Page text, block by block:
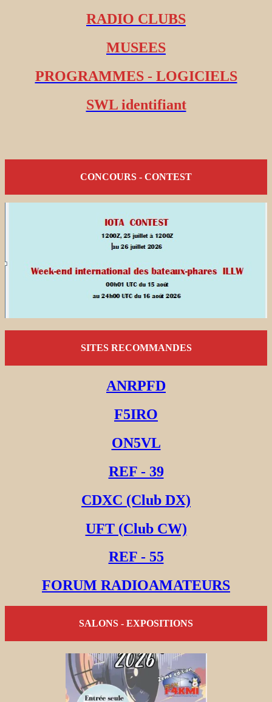
RADIO CLUBS
MUSEES
PROGRAMMES - LOGICIELS
SWL identifiant
CONCOURS - CONTEST
SITES RECOMMANDES
ANRPFD
F5IRO
ON5VL
REF - 39
CDXC (Club DX)
UFT (Club CW)
REF - 55
FORUM RADIOAMATEURS
SALONS - EXPOSITIONS